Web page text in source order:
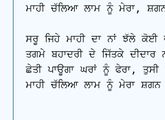
ਮਾਹੀ ਚੱਲਿਆ ਲਾਮ ਨੂੰ ਮੇਰਾ,
ਸਰੂ ਜਿਹੇ ਮਾਹੀ ਦਾ ਨਾਂ ਝੱਲੇ ਕੋਈ
ਤਗਮੇ ਬਹਾਦਰੀ ਦੇ ਜਿੱਤਕੇ ਦੀਦਾਰ
ਛੇਤੀ ਪਾਊਗਾ ਘਰਾਂ ਨੂੰ ਫੇਰਾ,
ਮਾਹੀ ਚੱਲਿਆ ਲਾਮ ਨੂੰ ਮੇਰਾ ਸ਼ਗਨ